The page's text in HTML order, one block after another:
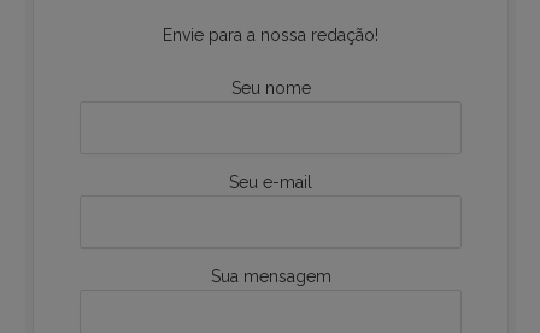
Envie para a nossa redação!
Seu nome
Seu e-mail
Sua mensagem